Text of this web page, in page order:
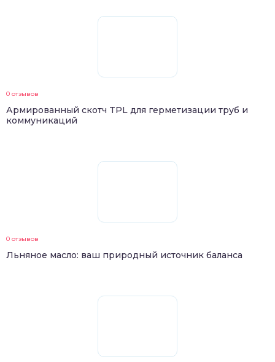
0 отзывов
Армированный скотч TPL для герметизации труб и
коммуникаций
0 отзывов
Льняное масло: ваш природный источник баланса